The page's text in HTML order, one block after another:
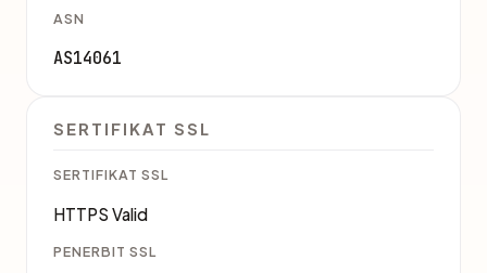
ASN
AS14061
SERTIFIKAT SSL
SERTIFIKAT SSL
HTTPS Valid
PENERBIT SSL